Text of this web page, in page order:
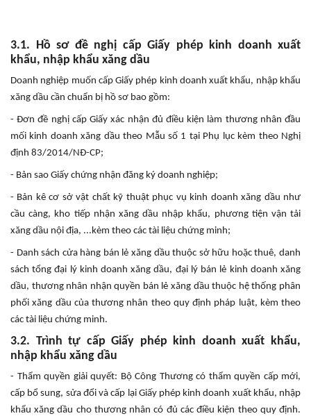
3.1. Hồ sơ đề nghị cấp Giấy phép kinh doanh xuất
khẩu, nhập khẩu xăng dầu
Doanh nghiệp muốn cấp Giấy phép kinh doanh xuất khẩu, nhập khẩu
xăng dầu cần chuẩn bị hồ sơ bao gồm:
- Đơn đề nghị cấp Giấy xác nhận đủ điều kiện làm thương nhân đầu
mối kinh doanh xăng dầu theo Mẫu số 1 tại Phụ lục kèm theo Nghị
định 83/2014/NĐ-CP;
- Bản sao Giấy chứng nhận đăng ký doanh nghiệp;
- Bản kê cơ sở vật chất kỹ thuật phục vụ kinh doanh xăng dầu như
cầu càng, kho tiếp nhận xăng dầu nhập khẩu, phương tiện vận tải
xăng dầu nội địa, ...kèm theo các tài liệu chứng minh;
- Danh sách cửa hàng bán lẻ xăng dầu thuộc sở hữu hoặc thuê, danh
sách tổng đại lý kinh doanh xăng dầu, đại lý bán lẻ kinh doanh xăng
dầu, thương nhân nhận quyền bán lẻ xăng dầu thuộc hệ thống phân
phối xăng dầu của thương nhân theo quy định pháp luật, kèm theo
các tài liệu chứng minh.
3.2. Trình tự cấp Giấy phép kinh doanh xuất khẩu,
nhập khẩu xăng dầu
- Thẩm quyền giải quyết: Bộ Công Thương có thẩm quyền cấp mới,
cấp bổ sung, sửa đổi và cấp lại Giấy phép kinh doanh xuất khẩu, nhập
khẩu xăng dầu cho thương nhân có đủ các điều kiện theo quy định.